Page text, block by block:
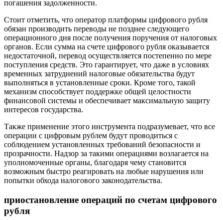
погашения задолженности.
Стоит отметить, что оператор платформы цифрового рубля
обязан производить переводы не позднее следующего
операционного дня после получения поручения от налоговых
органов. Если сумма на счете цифрового рубля оказывается
недостаточной, перевод осуществляется постепенно по мере
поступления средств. Это гарантирует, что даже в условиях
временных затруднений налоговые обязательства будут
выполняться в установленные сроки. Кроме того, такой
механизм способствует поддержке общей целостности
финансовой системы и обеспечивает максимальную защиту
интересов государства.
Также применение этого инструмента подразумевает, что все
операции с цифровым рублем будут проводиться с
соблюдением установленных требований безопасности и
прозрачности. Надзор за такими операциями возлагается на
уполномоченные органы, благодаря чему становится
возможным быстро реагировать на любые нарушения или
попытки обхода налогового законодательства.
приостановление операций по счетам цифрового
рубля